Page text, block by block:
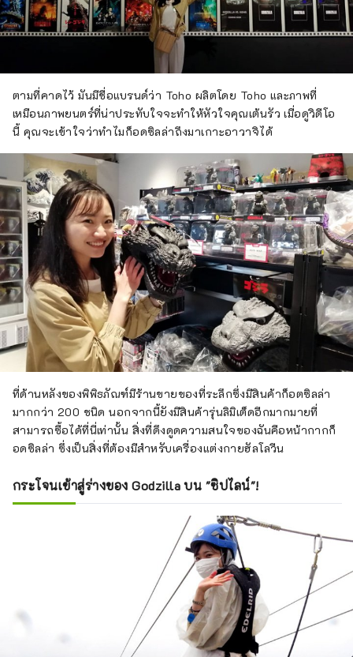
ตามที่คาดไว้ มันมีชื่อแบรนด์ว่า Toho ผลิตโดย Toho และภาพที่
เหมือนภาพยนตร์ที่น่าประทับใจจะทำให้หัวใจคุณเต้นรัว เมื่อดูวิดีโอ
นี้ คุณจะเข้าใจว่าทำไมก็อดซิลล่าถึงมาเกาะอาวาจิได้
ที่ด้านหลังของพิพิธภัณฑ์มีร้านขายของที่ระลึกซึ่งมีสินค้าก็อตซิลล่า
มากกว่า 200 ชนิด นอกจากนี้ยังมีสินค้ารุ่นลิมิเต็ดอีกมากมายที่
สามารถซื้อได้ที่นี่เท่านั้น สิ่งที่ดึงดูดความสนใจของฉันคือหน้ากากก็
อดซิลล่า ซึ่งเป็นสิ่งที่ต้องมีสำหรับเครื่องแต่งกายฮัลโลวีน
กระโจนเข้าสู่ร่างของ Godzilla บน "ซิปไลน์"!